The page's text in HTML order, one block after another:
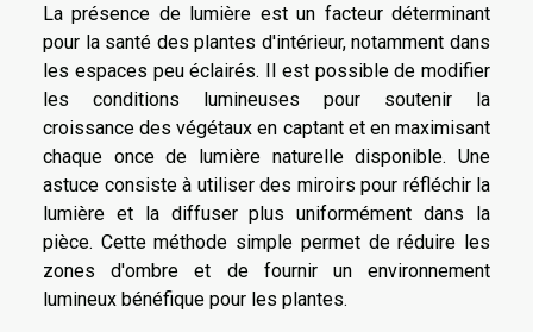
La présence de lumière est un facteur déterminant
pour la santé des plantes d'intérieur, notamment dans
les espaces peu éclairés. Il est possible de modifier
les conditions lumineuses pour soutenir la
croissance des végétaux en captant et en maximisant
chaque once de lumière naturelle disponible. Une
astuce consiste à utiliser des miroirs pour réfléchir la
lumière et la diffuser plus uniformément dans la
pièce. Cette méthode simple permet de réduire les
zones d'ombre et de fournir un environnement
lumineux bénéfique pour les plantes.